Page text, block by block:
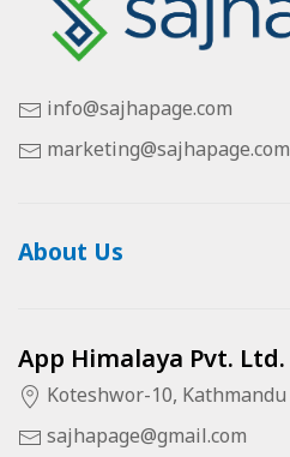
info@sajhapage.com
marketing@sajhapage.com
About Us
App Himalaya Pvt. Ltd.
Koteshwor-10, Kathmandu
sajhapage@gmail.com